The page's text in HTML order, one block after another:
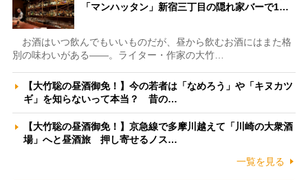
「マンハッタン」新宿三丁目の隠れ家バーで1…
お酒はいつ飲んでもいいものだが、昼から飲むお酒にはまた格
別の味わいがある――。ライター・作家の大竹…
【大竹聡の昼酒御免！】今の若者は「なめろう」や「キヌカツ
ギ」を知らないって本当？ 昔の…
【大竹聡の昼酒御免！】京急線で多摩川越えて「川崎の大衆酒
場」へと昼酒旅 押し寄せるノス…
一覧を見る